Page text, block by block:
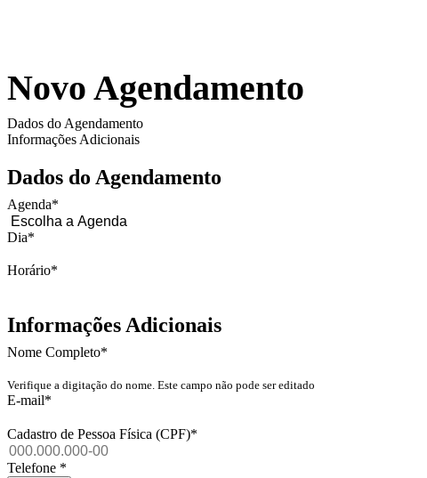
Novo Agendamento
Dados do Agendamento
Informações Adicionais
Dados do Agendamento
Agenda*
Dia*
Horário*
Informações Adicionais
Nome Completo*
Verifique a digitação do nome. Este campo não pode ser editado
E-mail*
Cadastro de Pessoa Física (CPF)*
Telefone *